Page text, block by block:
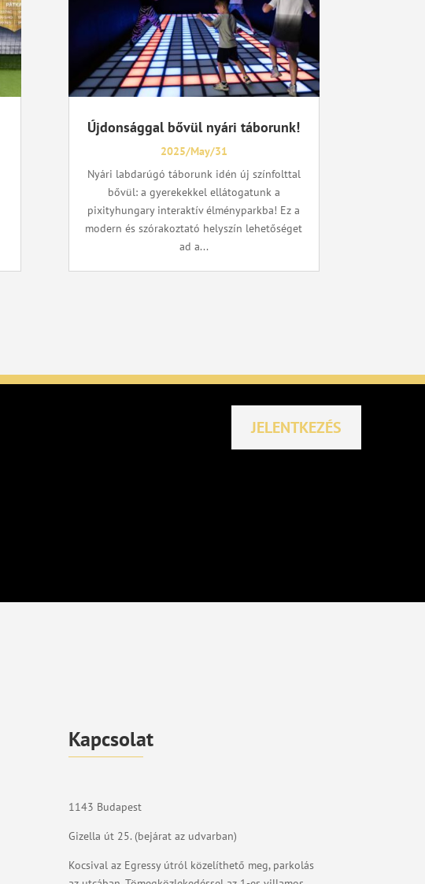
Újdonsággal bővül nyári táborunk!
2025/May/31
Nyári labdarúgó táborunk idén új színfolttal
bővül: a gyerekekkel ellátogatunk a
pixityhungary interaktív élményparkba! Ez a
modern és szórakoztató helyszín lehetőséget
ad a...
JELENTKEZÉS
Kapcsolat
1143 Budapest
Gizella út 25. (bejárat az udvarban)
Kocsival az Egressy útról közelíthető meg, parkolás